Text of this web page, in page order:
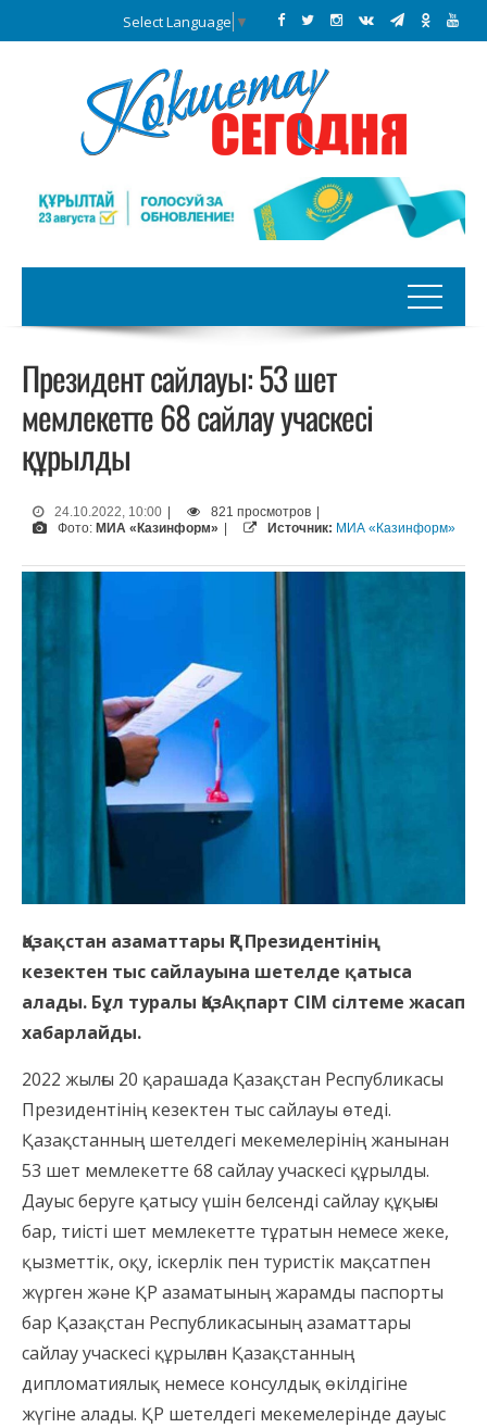
Select Language ▼
Президент сайлауы: 53 шет
мемлекетте 68 сайлау учаскесі
құрылды
24.10.2022, 10:00 821 просмотров
Фото: МИА «Казинформ» Источник: МИА «Казинформ»
Қазақстан азаматтары ҚР Президентінің
кезектен тыс сайлауына шетелде қатыса
алады. Бұл туралы ҚазАқпарт СІМ сілтеме жасап
хабарлайды.
2022 жылғы 20 қарашада Қазақстан Республикасы
Президентінің кезектен тыс сайлауы өтеді.
Қазақстанның шетелдегі мекемелерінің жанынан
53 шет мемлекетте 68 сайлау учаскесі құрылды.
Дауыс беруге қатысу үшін белсенді сайлау құқығы
бар, тиісті шет мемлекетте тұратын немесе жеке,
қызметтік, оқу, іскерлік пен туристік мақсатпен
жүрген және ҚР азаматының жарамды паспорты
бар Қазақстан Республикасының азаматтары
сайлау учаскесі құрылған Қазақстанның
дипломатиялық немесе консулдық өкілдігіне
жүгіне алады. ҚР шетелдегі мекемелерінде дауыс